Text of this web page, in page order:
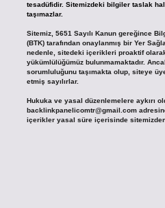
tesadüfidir. Sitemizdeki bilgiler taslak
taşımazlar.
Sitemiz, 5651 Sayılı Kanun gereğince
(BTK) tarafından onaylanmış bir Yer
nedenle, sitedeki içerikleri proaktif
yükümlülüğümüz bulunmamaktadır.
sorumluluğunu taşımakta olup, siteye
etmiş sayılırlar.
Hukuka ve yasal düzenlemelere aykırı
backlinkpanelicomtr@gmail.com
içerikler yasal süre içerisinde sitemizden